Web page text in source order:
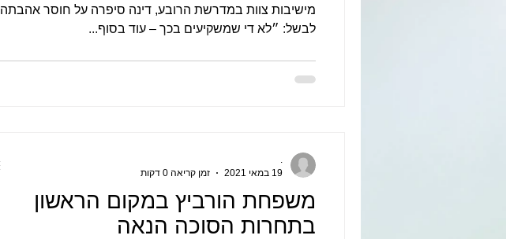
מישיבות צוות במדרשת הרובע, דינה סיפרה על חוסר אהבתה
לבשל: ״לא די שמשקיעים בכך – עוד בסוף...
משפחת הורביץ במקום הראשון
בתחרות הסוכה הנאה
.
19 במאי 2021
זמן קריאה 0 דקות